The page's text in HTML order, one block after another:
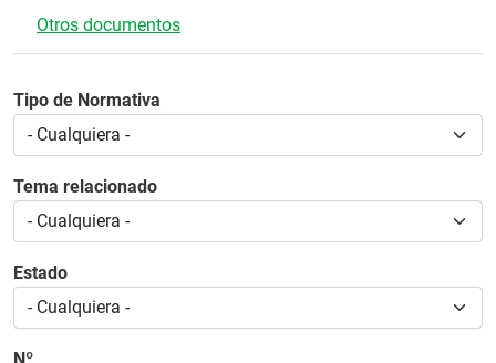
Otros documentos
Tipo de Normativa
Tema relacionado
Estado